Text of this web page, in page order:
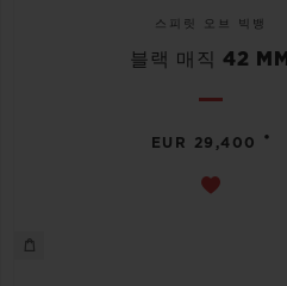
스피릿 오브 빅뱅
블랙 매직 42 MM
EUR 29,400 •